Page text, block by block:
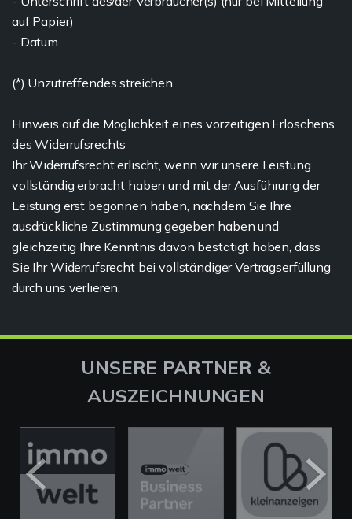
auf Papier)
- Datum
(*) Unzutreffendes streichen
Hinweis auf die Möglichkeit eines vorzeitigen Erlöschens
des Widerrufsrechts
Ihr Widerrufsrecht erlischt, wenn wir unsere Leistung
vollständig erbracht haben und mit der Ausführung der
Leistung erst begonnen haben, nachdem Sie Ihre
ausdrückliche Zustimmung gegeben haben und
gleichzeitig Ihre Kenntnis davon bestätigt haben, dass
Sie Ihr Widerrufsrecht bei vollständiger Vertragserfüllung
durch uns verlieren.
UNSERE PARTNER &
AUSZEICHNUNGEN